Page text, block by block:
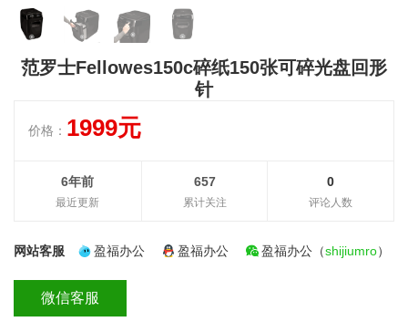
范罗士Fellowes150c碎纸150张可碎光盘回形
针
价格： 1999元
0
评论人数
657
累计关注
6年前
最近更新
网站客服 盈福办公 盈福办公 盈福办公（shijiumro）
微信客服